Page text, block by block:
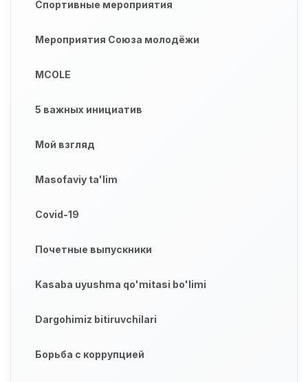
Спортивные мероприятия
Мероприятия Союза молодёжи
MCOLE
5 важных инициатив
Мой взгляд
Masofaviy ta'lim
Covid-19
Почетные выпускники
Kasaba uyushma qo'mitasi bo'limi
Dargohimiz bitiruvchilari
Борьба с коррупцией